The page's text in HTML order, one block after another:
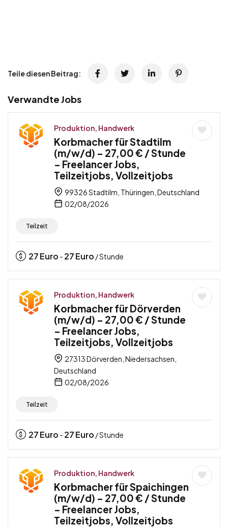
Teile diesen Beitrag:
Verwandte Jobs
Produktion, Handwerk
Korbmacher für Stadtilm
(m/w/d) – 27,00 € / Stunde
– Freelancer Jobs,
Teilzeitjobs, Vollzeitjobs
99326 Stadtilm, Thüringen, Deutschland
02/08/2026
Teilzeit
27Euro - 27Euro / Stunde
Produktion, Handwerk
Korbmacher für Dörverden
(m/w/d) – 27,00 € / Stunde
– Freelancer Jobs,
Teilzeitjobs, Vollzeitjobs
27313 Dörverden, Niedersachsen,
Deutschland
02/08/2026
Teilzeit
27Euro - 27Euro / Stunde
Produktion, Handwerk
Korbmacher für Spaichingen
(m/w/d) – 27,00 € / Stunde
– Freelancer Jobs,
Teilzeitjobs, Vollzeitjobs